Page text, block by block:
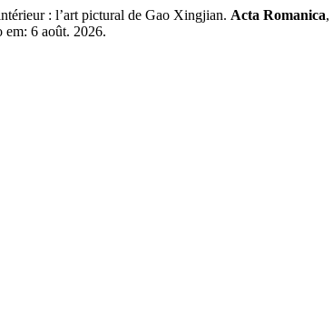
: l’art pictural de Gao Xingjian. Acta Romanica,
em: 6 août. 2026.